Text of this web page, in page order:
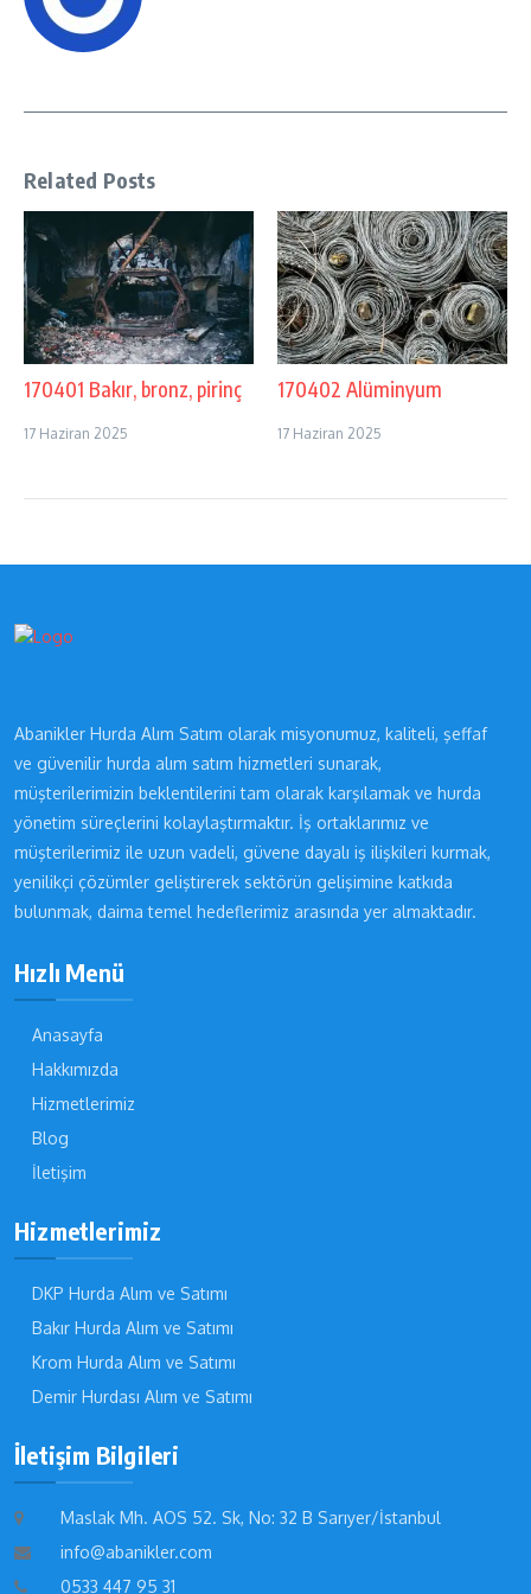
Related Posts
170401 Bakır, bronz, pirinç
17 Haziran 2025
170402 Alüminyum
17 Haziran 2025
Abanikler Hurda Alım Satım olarak misyonumuz, kaliteli, şeffaf
ve güvenilir hurda alım satım hizmetleri sunarak,
müşterilerimizin beklentilerini tam olarak karşılamak ve hurda
yönetim süreçlerini kolaylaştırmaktır. İş ortaklarımız ve
müşterilerimiz ile uzun vadeli, güvene dayalı iş ilişkileri kurmak,
yenilikçi çözümler geliştirerek sektörün gelişimine katkıda
bulunmak, daima temel hedeflerimiz arasında yer almaktadır.
Hızlı Menü
Anasayfa
Hakkımızda
Hizmetlerimiz
Blog
İletişim
Hizmetlerimiz
DKP Hurda Alım ve Satımı
Bakır Hurda Alım ve Satımı
Krom Hurda Alım ve Satımı
Demir Hurdası Alım ve Satımı
İletişim Bilgileri
Maslak Mh. AOS 52. Sk, No: 32 B Sarıyer/İstanbul
info@abanikler.com
0533 447 95 31